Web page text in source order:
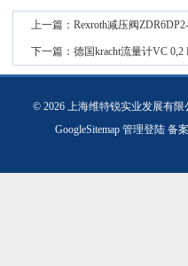
上一篇： Rexroth减压阀
下一篇： 德国kracht流量计VC 0,2
© 2026 上海维特锐实业发展有
GoogleSitemap 管理登陆 备